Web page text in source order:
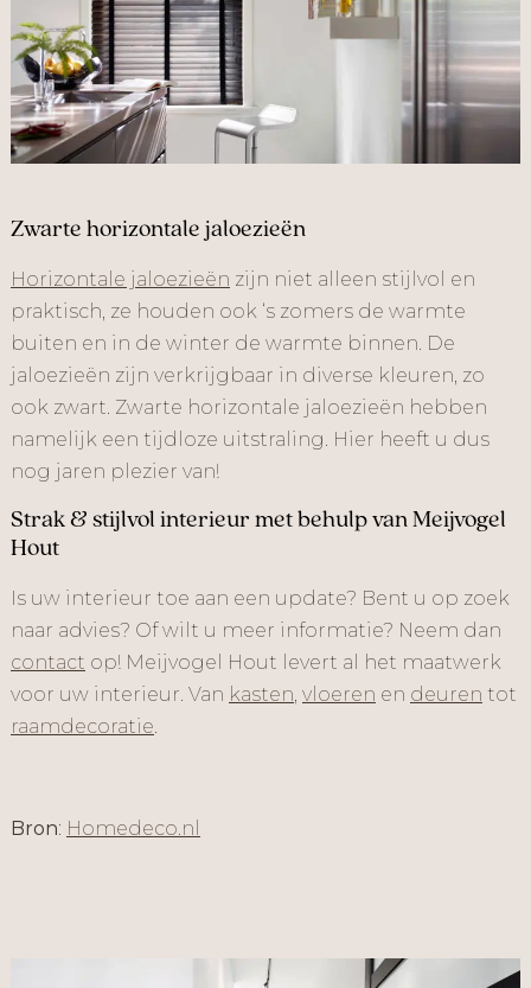
Zwarte horizontale jaloezieën
Horizontale jaloezieën zijn niet alleen stijlvol en
praktisch, ze houden ook ‘s zomers de warmte
buiten en in de winter de warmte binnen. De
jaloezieën zijn verkrijgbaar in diverse kleuren, zo
ook zwart. Zwarte horizontale jaloezieën hebben
namelijk een tijdloze uitstraling. Hier heeft u dus
nog jaren plezier van!
Strak & stijlvol interieur met behulp van Meijvogel
Hout
Is uw interieur toe aan een update? Bent u op zoek
naar advies? Of wilt u meer informatie? Neem dan
contact op! Meijvogel Hout levert al het maatwerk
voor uw interieur. Van kasten vloeren en deuren tot
raamdecoratie
Bron: Homedeco.nl